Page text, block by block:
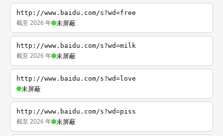
http://www.baidu.com/s?wd=free
截至 2026 年 未屏蔽
http://www.baidu.com/s?wd=milk
截至 2026 年 未屏蔽
http://www.baidu.com/s?wd=love
未屏蔽
http://www.baidu.com/s?wd=piss
截至 2026 年 未屏蔽